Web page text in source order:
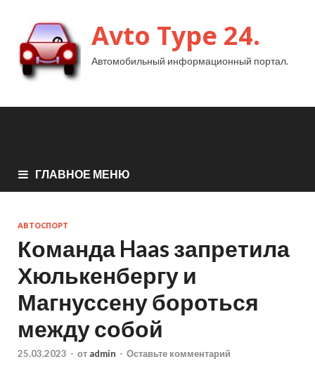
Avto Type 24.
Автомобильный информационный портал.
ГЛАВНОЕ МЕНЮ
АВТОСПОРТ
Команда Haas запретила
Хюлькенбергу и
Магнуссену бороться
между собой
25.03.2023 - от admin - Оставьте комментарий